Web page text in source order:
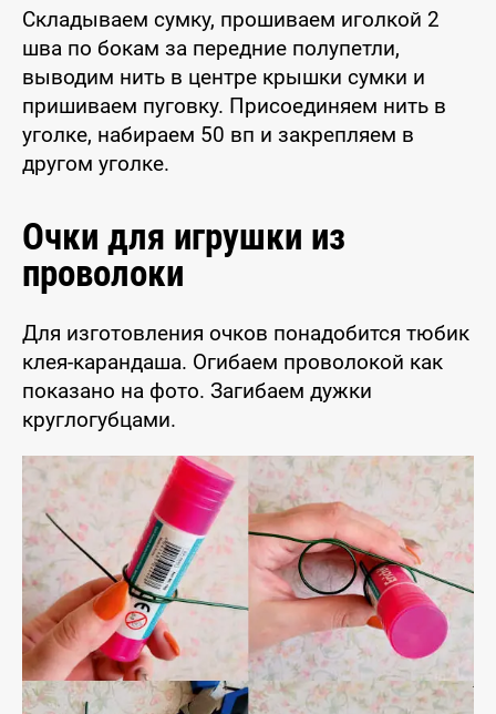
Складываем сумку, прошиваем иголкой 2
шва по бокам за передние полупетли,
выводим нить в центре крышки сумки и
пришиваем пуговку. Присоединяем нить в
уголке, набираем 50 вп и закрепляем в
другом уголке.
Очки для игрушки из
проволоки
Для изготовления очков понадобится тюбик
клея-карандаша. Огибаем проволокой как
показано на фото. Загибаем дужки
круглогубцами.